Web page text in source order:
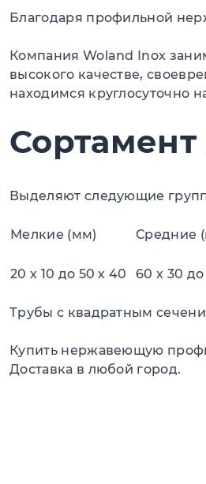
Благодаря профильной
Компания Woland Inox
высокого качестве,
находимся круглосуточно
Сортамент
Выделяют следующие
Мелкие (мм) Средние
20 х 10 до 50 х 40 60 х 30 до
Трубы с квадратным
Купить нержавеющую
Доставка в любой город.